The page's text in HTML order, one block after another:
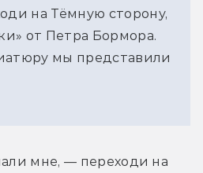
на Тёмную сторону,
от Петра Бормора.
мы представили
мне, — переходи на